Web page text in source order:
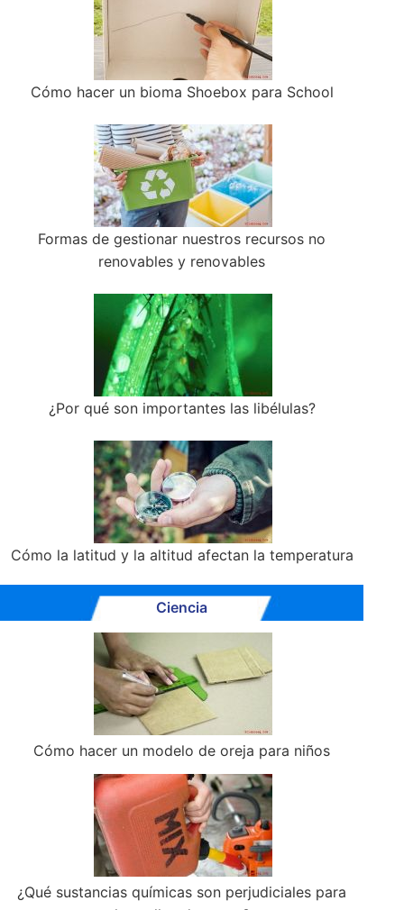
Cómo hacer un bioma Shoebox para School
Formas de gestionar nuestros recursos no
renovables y renovables
¿Por qué son importantes las libélulas?
Cómo la latitud y la altitud afectan la temperatura
Ciencia
Cómo hacer un modelo de oreja para niños
¿Qué sustancias químicas son perjudiciales para